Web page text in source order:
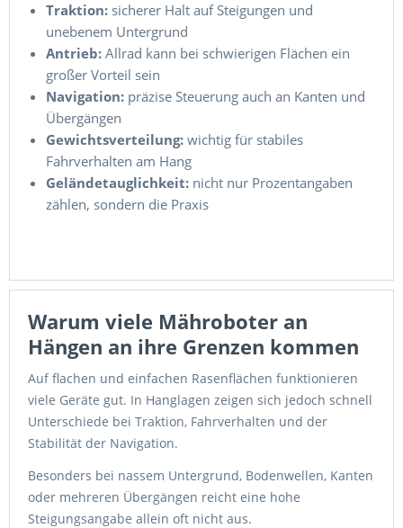
Traktion: sicherer Halt auf Steigungen und
unebenem Untergrund
Antrieb: Allrad kann bei schwierigen Flächen ein
großer Vorteil sein
Navigation: präzise Steuerung auch an Kanten und
Übergängen
Gewichtsverteilung: wichtig für stabiles
Fahrverhalten am Hang
Geländetauglichkeit: nicht nur Prozentangaben
zählen, sondern die Praxis
Warum viele Mähroboter an
Hängen an ihre Grenzen kommen
Auf flachen und einfachen Rasenflächen funktionieren
viele Geräte gut. In Hanglagen zeigen sich jedoch schnell
Unterschiede bei Traktion, Fahrverhalten und der
Stabilität der Navigation.
Besonders bei nassem Untergrund, Bodenwellen, Kanten
oder mehreren Übergängen reicht eine hohe
Steigungsangabe allein oft nicht aus.